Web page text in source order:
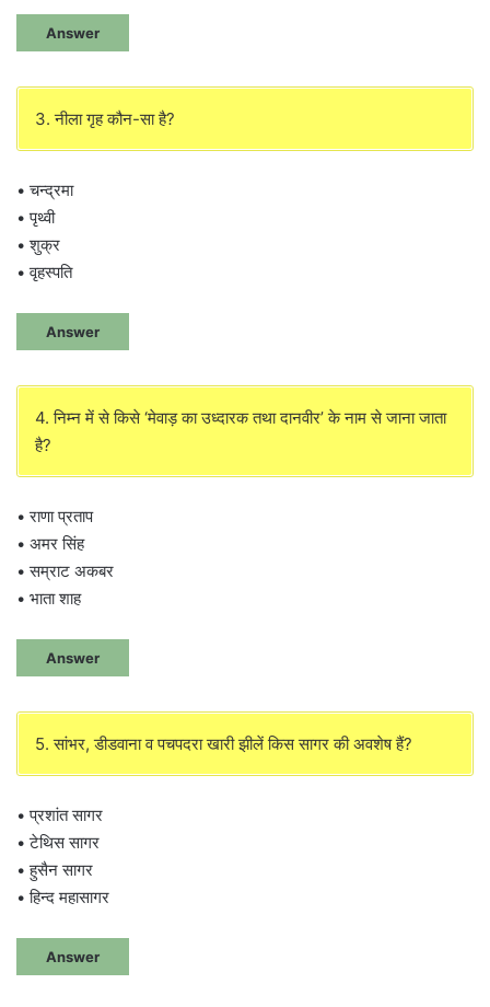
Answer
3. नीला गृह कौन-सा है?
• चन्द्रमा
• पृथ्वी
• शुक्र
• वृहस्पति
Answer
4. निम्न में से किसे ‘मेवाड़ का उध्दारक तथा दानवीर’ के नाम से जाना जाता
है?
• राणा प्रताप
• अमर सिंह
• सम्राट अकबर
• भाता शाह
Answer
5. सांभर, डीडवाना व पचपदरा खारी झीलें किस सागर की अवशेष हैं?
• प्रशांत सागर
• टेथिस सागर
• हुसैन सागर
• हिन्द महासागर
Answer